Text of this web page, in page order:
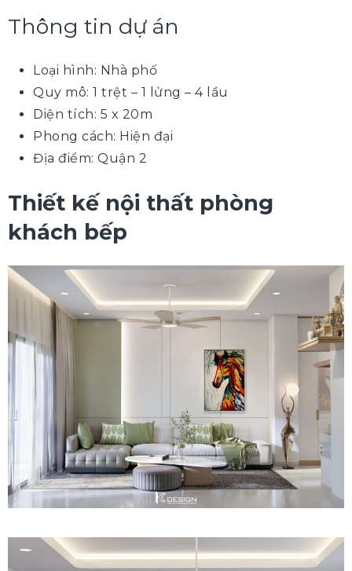
Thông tin dự án
Loại hình: Nhà phố
Quy mô: 1 trệt – 1 lửng – 4 lầu
Diện tích: 5 x 20m
Phong cách: Hiện đại
Địa điểm: Quận 2
Thiết kế nội thất phòng
khách bếp